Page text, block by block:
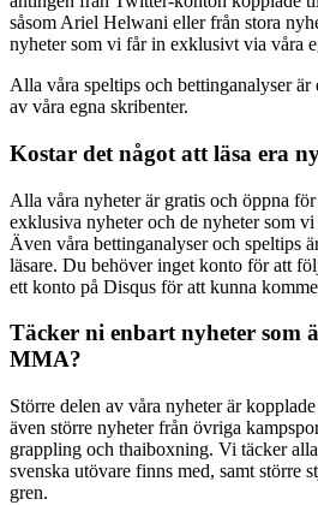
såsom Ariel Helwani eller från stora
nyheter som vi får in exklusivt via våra
Alla våra speltips och bettinganalyser
av våra egna skribenter.
Kostar det något att läsa era
Alla våra nyheter är gratis och öppna
exklusiva nyheter och de nyheter som
Även våra bettinganalyser och speltips
läsare. Du behöver inget konto för att
ett konto på Disqus för att kunna
Täcker ni enbart nyheter som
MMA?
Större delen av våra nyheter är
även större nyheter från övriga
grappling och thaiboxning. Vi täcker
svenska utövare finns med, samt större
gren.